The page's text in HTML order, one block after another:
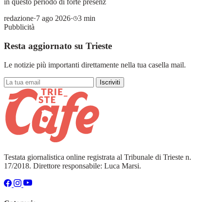
in questo periodo di forte presenz
redazione·7 ago 2026·
3 min
Pubblicità
Resta aggiornato su Trieste
Le notizie più importanti direttamente nella tua casella mail.
Iscriviti
Testata giornalistica online registrata al Tribunale di Trieste n.
17/2018. Direttore responsabile: Luca Marsi.